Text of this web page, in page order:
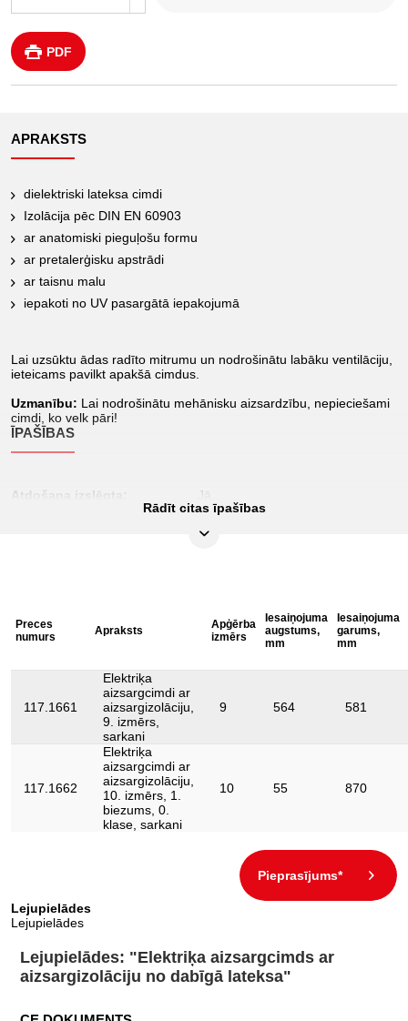
PDF
APRAKSTS
dielektriski lateksa cimdi
Izolācija pēc DIN EN 60903
ar anatomiski pieguļošu formu
ar pretalerģisku apstrādi
ar taisnu malu
iepakoti no UV pasargātā iepakojumā
Lai uzsūktu ādas radīto mitrumu un nodrošinātu labāku ventilāciju,
ieteicams pavilkt apakšā cimdus.
Uzmanību: Lai nodrošinātu mehānisku aizsardzību, nepieciešami
cimdi, ko velk pāri!
ĪPAŠĪBAS
Atdošana izslēgta: Jā
izolācija: Izolācija pēc DIN EN 60903
kopējais garums L, mm:
krāsa: sarkans
Rādīt citas īpašības
Preces
numurs
Apraksts
Apģērba
izmērs
Iesaiņojuma
augstums,
mm
Iesaiņojuma
garums,
mm
117.1661
Elektriķa
aizsargcimdi ar
aizsargizolāciju,
9. izmērs,
sarkani
9 564 581
117.1662
Elektriķa
aizsargcimdi ar
aizsargizolāciju,
10. izmērs, 1.
biezums, 0.
klase, sarkani
10 55 870
Pieprasījums*
Lejupielādes
Lejupielādes
Lejupielādes: "Elektriķa aizsargcimds ar
aizsargizolāciju no dabīgā lateksa"